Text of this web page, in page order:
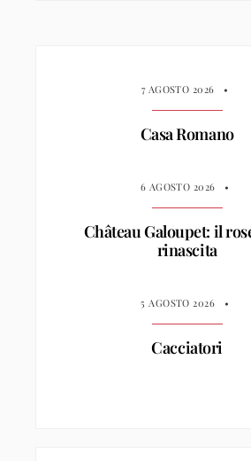
7 AGOSTO 2026 •
Casa Romano
6 AGOSTO 2026 •
Château Galoupet: il
rinascita
5 AGOSTO 2026 •
Cacciatori